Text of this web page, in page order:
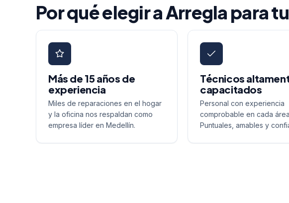
Por qué elegir a Arregla para
Más de 15 años de
experiencia
Miles de reparaciones en el hogar
y la oficina nos respaldan como
empresa líder en Medellín.
Técnicos
capacitados
Personal con experiencia
comprobable en cada
Puntuales, amables y